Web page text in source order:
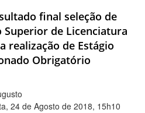
final seleção de
Superior de Licenciatura
realização de Estágio
Obrigatório
24 de Agosto de 2018, 15h10